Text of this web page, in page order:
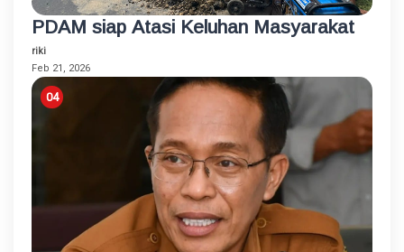
PDAM siap Atasi Keluhan Masyarakat
riki
Feb 21, 2026